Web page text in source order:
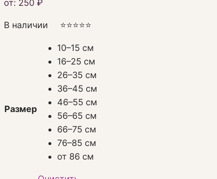
от: 250 ₽
В наличии ⭐️⭐️⭐️⭐️⭐️
Размер
10–15 см
16–25 см
26–35 см
36–45 см
46–55 см
56–65 см
66–75 см
76–85 см
от 86 см